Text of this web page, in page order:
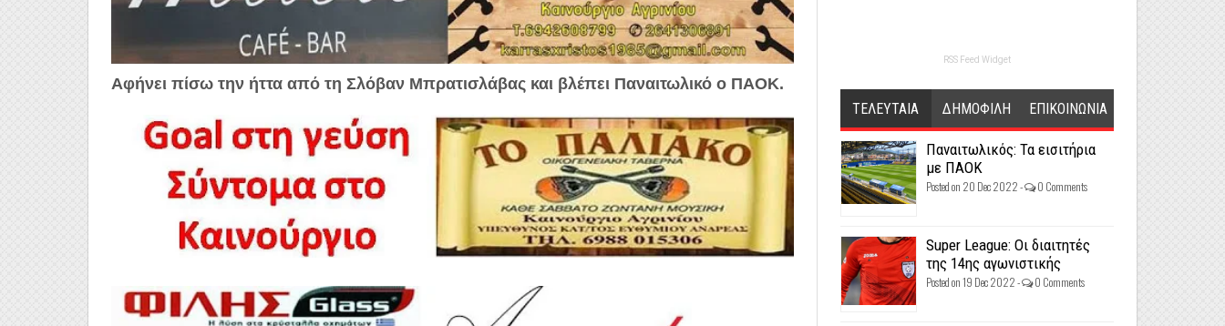
Αφήνει πίσω την ήττα από τη Σλόβαν Μπρατισλάβας και βλέπει Παναιτωλικό ο ΠΑΟΚ.
RSS Feed Widget
ΤΕΛΕΥΤΑΙΑ ΔΗΜΟΦΙΛΗ ΕΠΙΚΟΙΝΩΝΙΑ
Παναιτωλικός: Τα εισιτήρια
με ΠΑΟΚ
Posted on 20 Dec 2022 - 0 Comments
Super League: Οι διαιτητές
της 14ης αγωνιστικής
Posted on 19 Dec 2022 - 0 Comments